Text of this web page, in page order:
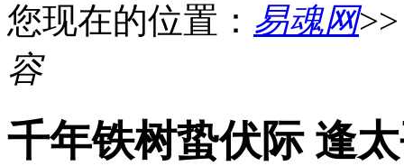
您现在的位置： 易魂网
容
千年铁树蛰伏际 逢